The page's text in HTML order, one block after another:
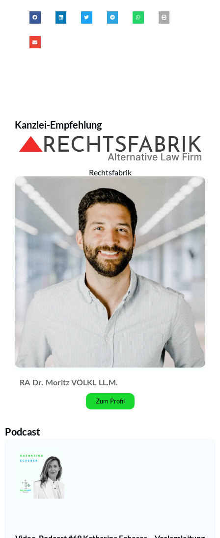
Kanzlei-Empfehlung
Rechtsfabrik
RA Dr. Moritz VÖLKL LL.M.
Zum Profil
Podcast